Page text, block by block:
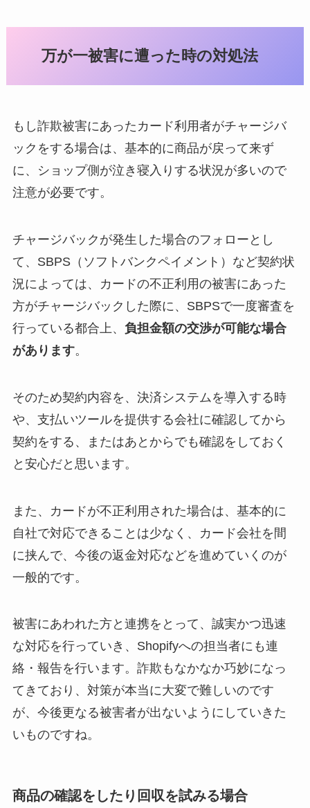
万が一被害に遭った時の対処法
もし詐欺被害にあったカード利用者がチャージバ
ックをする場合は、基本的に商品が戻って来ず
に、ショップ側が泣き寝入りする状況が多いので
注意が必要です。
チャージバックが発生した場合のフォローとし
て、SBPS（ソフトバンクペイメント）など契約状
況によっては、カードの不正利用の被害にあった
方がチャージバックした際に、SBPSで一度審査を
行っている都合上、 負担金額の交渉が可能な場合
があります。
そのため契約内容を、決済システムを導入する時
や、支払いツールを提供する会社に確認してから
契約をする、またはあとからでも確認をしておく
と安心だと思います。
また、カードが不正利用された場合は、基本的に
自社で対応できることは少なく、カード会社を間
に挟んで、今後の返金対応などを進めていくのが
一般的です。
被害にあわれた方と連携をとって、誠実かつ迅速
な対応を行っていき、Shopifyへの担当者にも連
絡・報告を行います。詐欺もなかなか巧妙になっ
てきており、対策が本当に大変で難しいのです
が、今後更なる被害者が出ないようにしていきた
いものですね。
商品の確認をしたり回収を試みる場合